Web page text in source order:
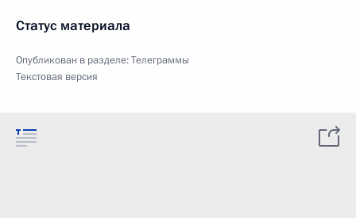
Статус материала
Опубликован в разделе:Телеграммы
Текстовая версия